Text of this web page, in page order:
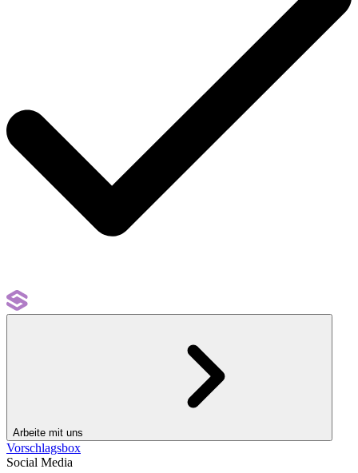
Arbeite mit uns
Vorschlagsbox
Social Media